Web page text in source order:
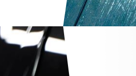
SERVICES
MARQUES
ACTUALITÉS
CARRIÈRE